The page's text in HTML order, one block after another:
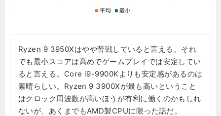
Ryzen 9 3950Xはやや苦戦していると言える。それ
でも最小スコアは高めでゲームプレイでは安定してい
ると言える。Core i9-9900Kよりも安定感があるのは
素晴らしい。Ryzen 9 3900Xが最も高いということ
はクロック周波数が高いほうが有利に働くのかもしれ
ないが、あくまでもAMD製CPUに限った話だ。